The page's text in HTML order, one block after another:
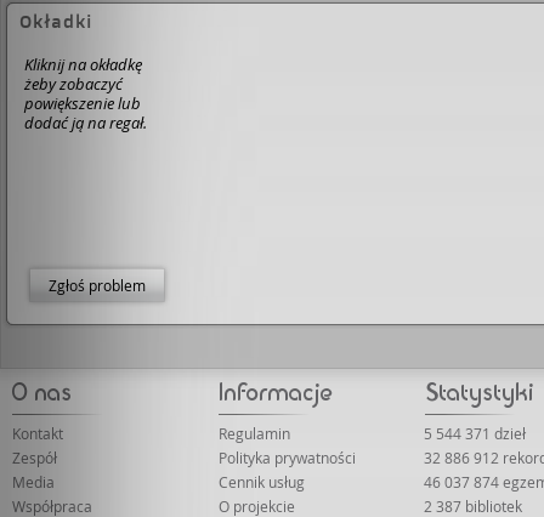
Okładki
Kliknij na okładkę
żeby zobaczyć
powiększenie lub
dodać ją na regał.
Zgłoś problem
Kontakt
Zespół
Media
Współpraca
Regulamin
Polityka prywatności
Cennik usług
O projekcie
5 544 371 dzieł
32 886 912
46 037 874
2 387 bibliotek